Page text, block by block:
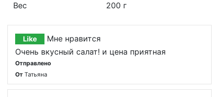
Вес 200 г
Like
Мне нравится
Очень вкусный салат! и цена приятная
Отправлено
От Татьяна